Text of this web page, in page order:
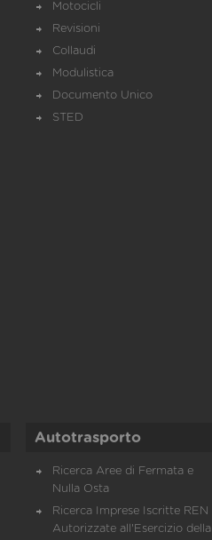
Motocicli
Revisioni
Collaudi
Modulistica
Documento Unico
STED
Autotrasporto
Ricerca Aree di Fermata e
Nulla Osta
Ricerca Imprese Iscritte REN
Autorizzate all'Esercizio della